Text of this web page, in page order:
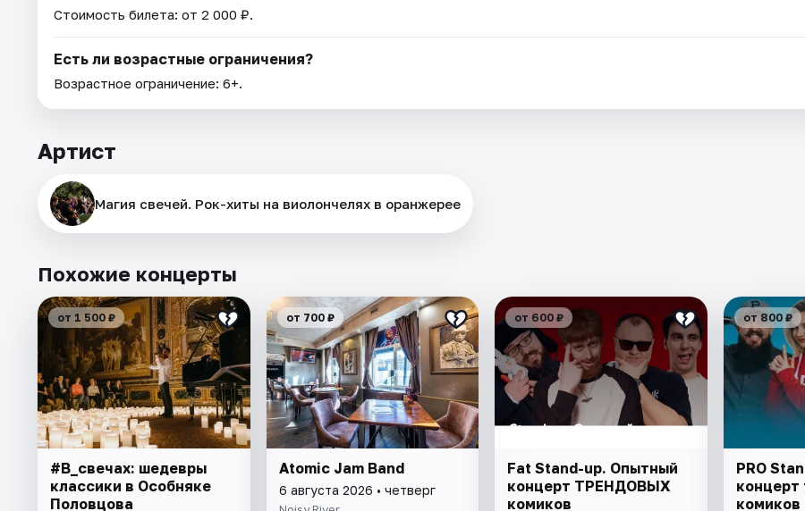
Стоимость билета: от 2 000 ₽.
Есть ли возрастные ограничения?
Возрастное ограничение: 6+.
Артист
Магия свечей. Рок-хиты на виолончелях в оранжерее
Похожие концерты
от 1 500 ₽
#В_свечах: шедевры
классики в Особняке
Половцова
от 700 ₽
Atomic Jam Band
6 августа 2026 • четверг
от 600 ₽
Fat Stand-up. Опытный
концерт ТРЕНДОВЫХ
комиков
от 800 ₽
PRO
концерт
комиков